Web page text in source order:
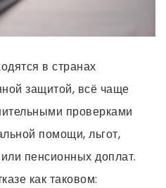
в странах
защитой, всё чаще
проверками
помощи, льгот,
пенсионных доплат.
как таковом: